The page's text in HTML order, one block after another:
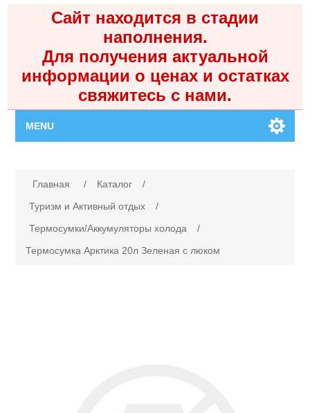
Сайт находится в стадии
наполнения.
Для получения актуальной
информации о ценах и остатках
свяжитесь с нами.
MENU
Каталог
Главная / Каталог
/
Туризм и Активный отдых
/
Термосумки/Аккумуляторы холода
/
Термосумка Арктика 20л Зеленая с люком